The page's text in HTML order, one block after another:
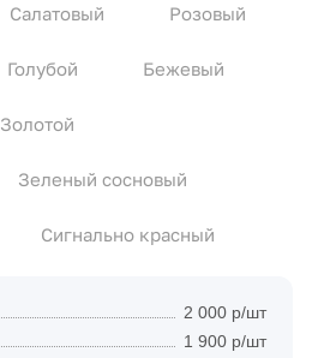
Салатовый Розовый
Голубой Бежевый
Золотой
Зеленый сосновый
Сигнально красный
2 000 р/шт
1 900 р/шт